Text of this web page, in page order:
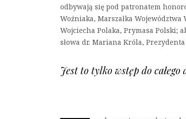
odbywają się pod patronatem
Woźniaka, Marszałka
Wojciecha Polaka, Prymasa Polski;
słowa dr. Mariana Króla,
Jest to tylko wstęp do